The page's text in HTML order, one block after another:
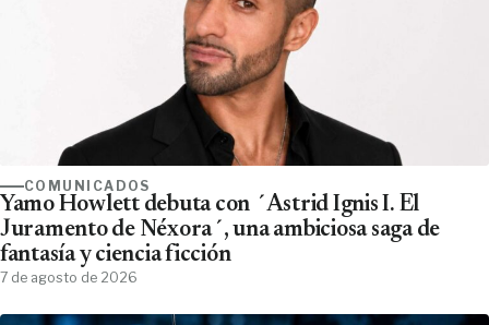
COMUNICADOS
Yamo Howlett debuta con ´Astrid Ignis I. El
Juramento de Néxora´, una ambiciosa saga de
fantasía y ciencia ficción
7 de agosto de 2026